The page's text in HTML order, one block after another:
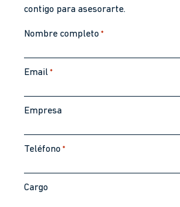
contigo para asesorarte.
Nombre completo *
Email *
Empresa
Teléfono *
Cargo